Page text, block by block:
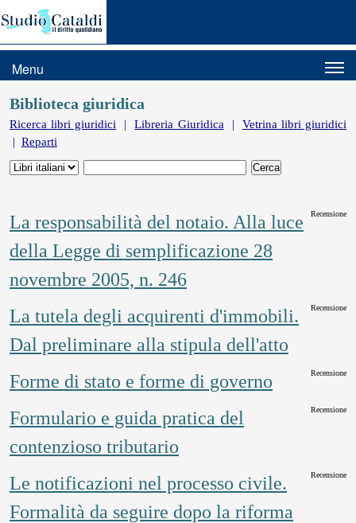
Menu
Biblioteca giuridica
Ricerca libri giuridici |Libreria Giuridica | Vetrina libri giuridici
| Reparti
La responsabilità del notaio. Alla luce
della Legge di semplificazione 28
novembre 2005, n. 246
Recensione
La tutela degli acquirenti d'immobili.
Dal preliminare alla stipula dell'atto
Recensione
Forme di stato e forme di governo Recensione
Formulario e guida pratica del
contenzioso tributario
Recensione
Le notificazioni nel processo civile.
Formalità da seguire dopo la riforma
Recensione